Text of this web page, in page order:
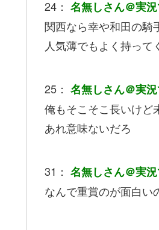
24： 名無しさん＠実
関西なら幸や和田の騎
人気薄でもよく持って
25： 名無しさん＠実
俺もそこそこ長いけど
あれ意味ないだろ
31： 名無しさん＠実
なんで重賞のが面白い